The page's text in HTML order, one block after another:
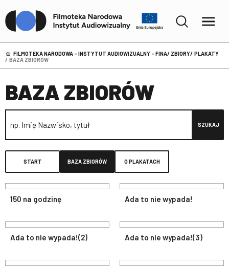
FILMOTEKA NARODOWA – INSTYTUT AUDIOWIZUALNY - FINA ZBIORY PLAKATY
BAZA ZBIORÓW
BAZA ZBIORÓW
SZUKAJ
START BAZA ZBIORÓW O PLAKATACH
150 na godzinę Ada to nie wypada!
Ada to nie wypada!(2) Ada to nie wypada!(3)